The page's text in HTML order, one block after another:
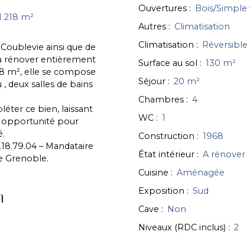
218 m²
ainsi que de
rénover entièrement
m², elle se compose
, deux salles de bains
ce bien, laissant
opportunité pour
– Mandataire
Grenoble.
Ouvertures : Bois/Simple
Autres : Climatisation
Climatisation : Réversible
Surface au sol : 130 m²
Séjour : 20 m²
Chambres : 4
WC : 1
Construction : 1968
État intérieur : A rénover
Cuisine : Aménagée
Exposition : Sud
Cave : Non
Niveaux (RDC inclus) : 2